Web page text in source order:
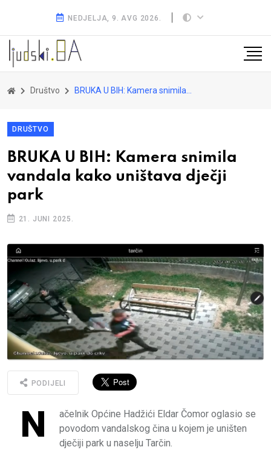
NEDJELJA, 9. AVG 2026.
Društvo BRUKA U BIH: Kamera snimila vandala kako uništava dječji park
DRUŠTVO
BRUKA U BIH: Kamera snimila
vandala kako uništava dječji
park
21. JUNI 2025.
PODIJELI
N
ačelnik Općine Hadžići Eldar Čomor oglasio se
povodom vandalskog čina u kojem je uništen
dječiji park u naselju Tarčin.